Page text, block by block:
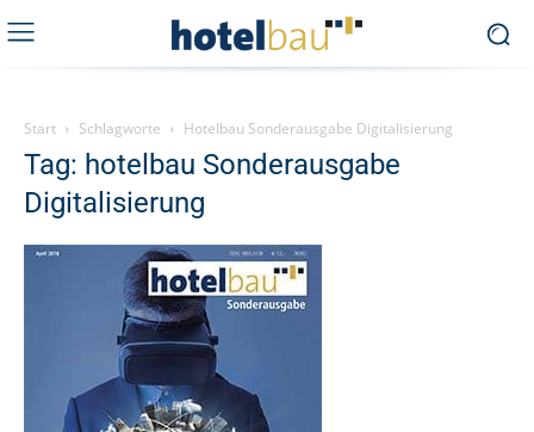
Start Schlagworte Hotelbau Sonderausgabe Digitalisierung
Tag: hotelbau Sonderausgabe
Digitalisierung